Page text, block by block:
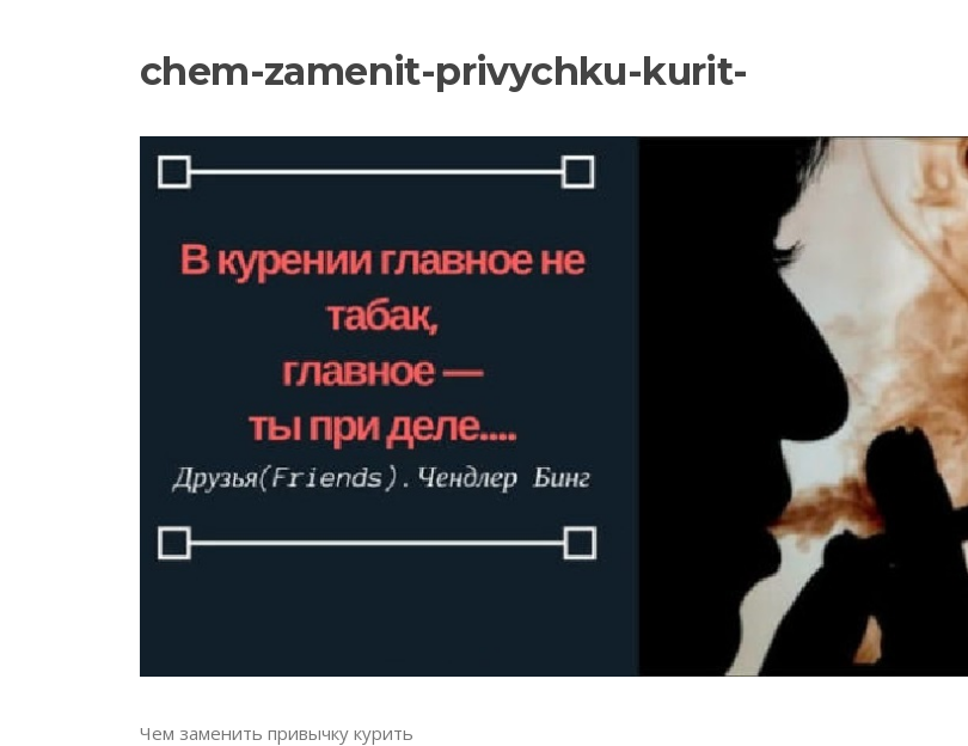
chem-zamenit-privychku-kurit-
Чем заменить привычку курить